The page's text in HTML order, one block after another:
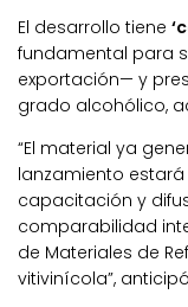
El desarrollo tiene
fundamental para
exportación— y
grado alcohólico,
“El material ya
lanzamiento
capacitación y
comparabilidad
de Materiales de
vitivinícola”,